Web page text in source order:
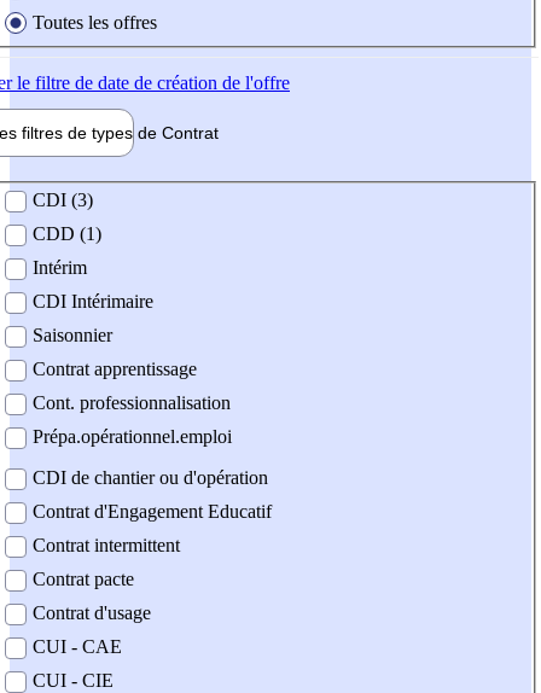
Toutes les offres
le filtre de date de création de l'offre
filtres de types de Contrat
contrat
CDI (3)
CDD (1)
Intérim
CDI Intérimaire
Saisonnier
Contrat apprentissage
Cont. professionnalisation
Prépa.opérationnel.emploi
CDI de chantier ou d'opération
Contrat d'Engagement Educatif
Contrat intermittent
Contrat pacte
Contrat d'usage
CUI - CAE
CUI - CIE